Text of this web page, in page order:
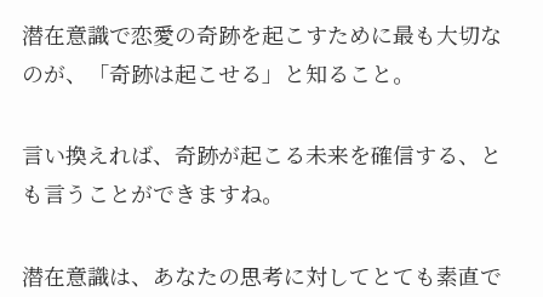
潜在意識で恋愛の奇跡を起こすために最も大切な
のが、「奇跡は起こせる」と知ること。
言い換えれば、奇跡が起こる未来を確信する、と
も言うことができますね。
潜在意識は、あなたの思考に対してとても素直で